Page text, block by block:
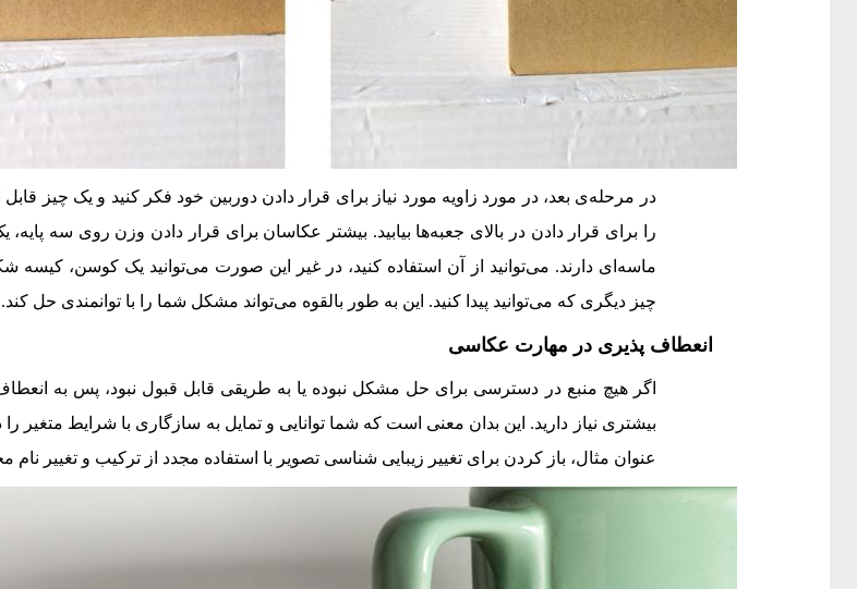
در مرحله‌ی بعد، در مورد زاویه مورد نیاز برای قرار دادن دوربین خود فکر کنید و یک چیز
را برای قرار دادن در بالای جعبه‌ها بیابید. بیشتر عکاسان برای قرار دادن وزن روی سه پایه،
ماسه‌ای دارند. می‌توانید از آن استفاده کنید، در غیر این صورت می‌توانید یک کوسن، کیسه
چیز دیگری که می‌توانید پیدا کنید. این به طور بالقوه می‌تواند مشکل شما را با توانمندی حل کند.
انعطاف پذیری در مهارت عکاسی
اگر هیچ منبع در دسترسی برای حل مشکل نبوده یا به طریقی قابل قبول نبود، پس به
بیشتری نیاز دارید. این بدان معنی است که شما توانایی و تمایل به سازگاری با شرایط متغیر را
عنوان مثال، باز کردن برای تغییر زیبایی شناسی تصویر با استفاده مجدد از ترکیب و تغییر نام